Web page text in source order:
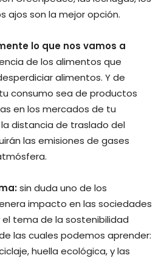
ajos son la mejor opción.
lo que nos vamos a
de los alimentos que
alimentos. Y de
consumo sea de productos
en los mercados de tu
distancia de traslado del
las emisiones de gases
sin duda uno de los
impacto en las sociedades
tema de la sostenibilidad
las cuales podemos aprender:
huella ecológica, y las